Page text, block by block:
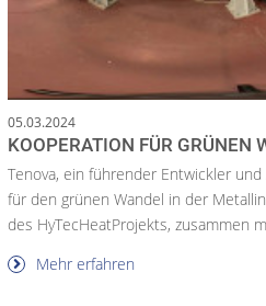
05.03.2024
KOOPERATION FÜR GRÜNEN
Tenova, ein führender Entwickler
für den grünen Wandel in der
des HyTecHeatProjekts, zusammen
Mehr erfahren